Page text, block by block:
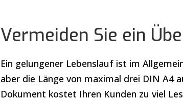
Vermeiden Sie ein
Ein gelungener Lebenslauf ist im
aber die Länge von maximal drei DIN A4
Dokument kostet Ihren Kunden zu viel